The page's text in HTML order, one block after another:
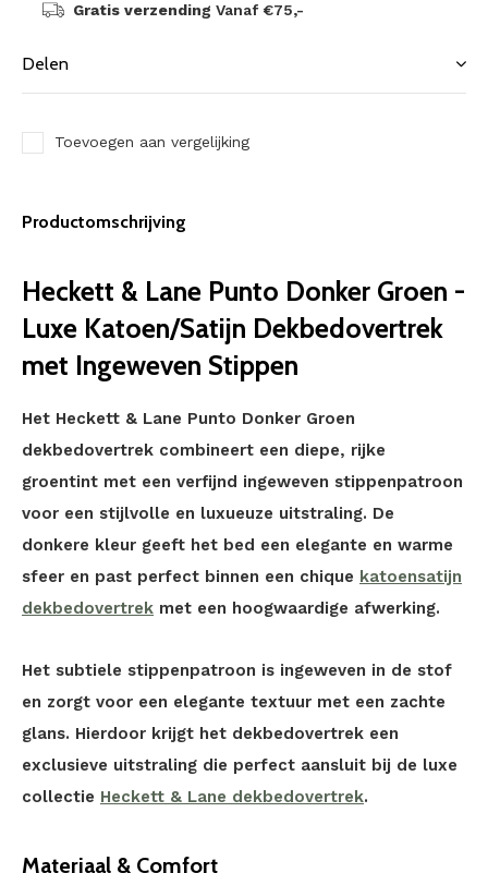
Gratis verzending Vanaf €75,-
Delen
Toevoegen aan vergelijking
Productomschrijving
Heckett & Lane Punto Donker Groen -
Luxe Katoen/Satijn Dekbedovertrek
met Ingeweven Stippen
Het Heckett & Lane Punto Donker Groen
dekbedovertrek combineert een diepe, rijke
groentint met een verfijnd ingeweven stippenpatroon
voor een stijlvolle en luxueuze uitstraling. De
donkere kleur geeft het bed een elegante en warme
sfeer en past perfect binnen een chique katoensatijn
dekbedovertrek met een hoogwaardige afwerking.
Het subtiele stippenpatroon is ingeweven in de stof
en zorgt voor een elegante textuur met een zachte
glans. Hierdoor krijgt het dekbedovertrek een
exclusieve uitstraling die perfect aansluit bij de luxe
collectie Heckett & Lane dekbedovertrek.
Materiaal & Comfort